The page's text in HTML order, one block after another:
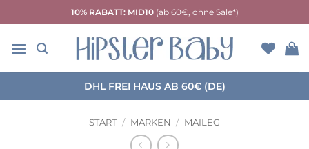
Inhalt
springen
10% RABATT: MID10(ab 60€, ohne Sale*)
DHL FREI HAUS AB 60€ (DE)
START / MARKEN / MAILEG